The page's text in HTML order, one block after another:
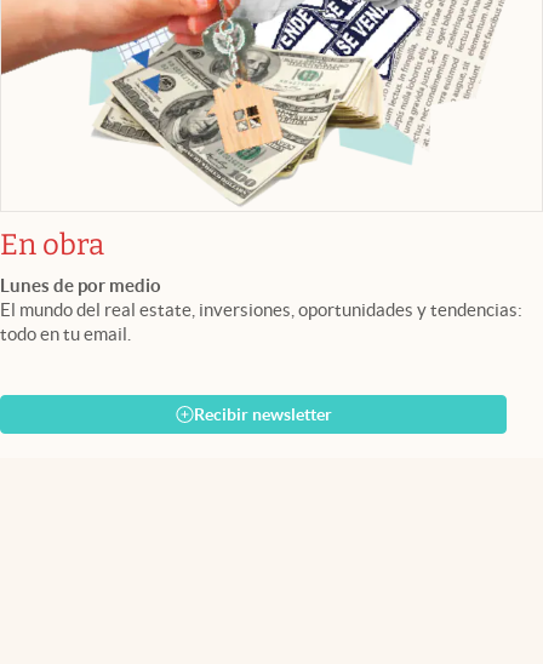
En obra
Lunes de por medio
El mundo del real estate, inversiones, oportunidades y tendencias:
todo en tu email.
Recibir newsletter